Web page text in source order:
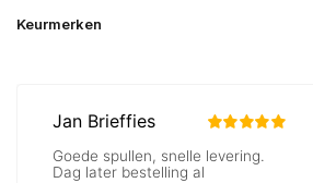
Keurmerken